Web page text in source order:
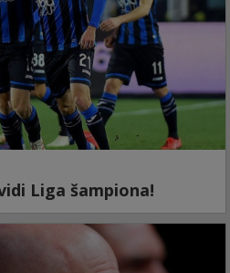
Liga šampiona!